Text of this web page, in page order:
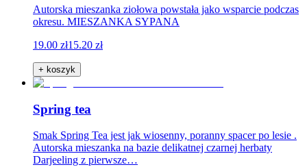
Autorska mieszanka ziołowa powstała jako wsparcie podczas
okresu. MIESZANKA SYPANA
19.00 zł15.20 zł
+ koszyk
Spring tea
Smak Spring Tea jest jak wiosenny, poranny spacer po lesie .
Autorska mieszanka na bazie delikatnej czarnej herbaty
Darjeeling z pierwsze…